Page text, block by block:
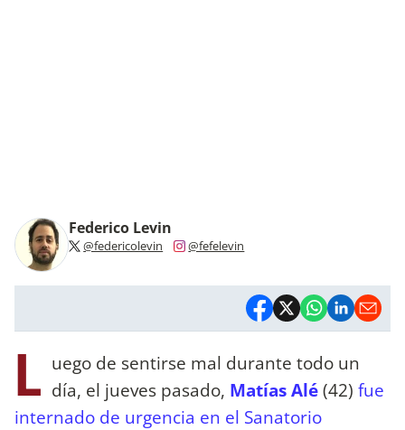
Federico Levin
@federicolevin @fefelevin
L uego de sentirse mal durante todo un
día, el jueves pasado, Matías Alé(42) fue
internado de urgencia en el Sanatorio